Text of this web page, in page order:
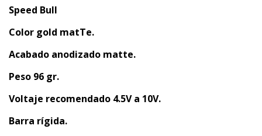
Speed Bull
Color gold matTe.
Acabado anodizado matte.
Peso 96 gr.
Voltaje recomendado 4.5V a 10V.
Barra rígida.